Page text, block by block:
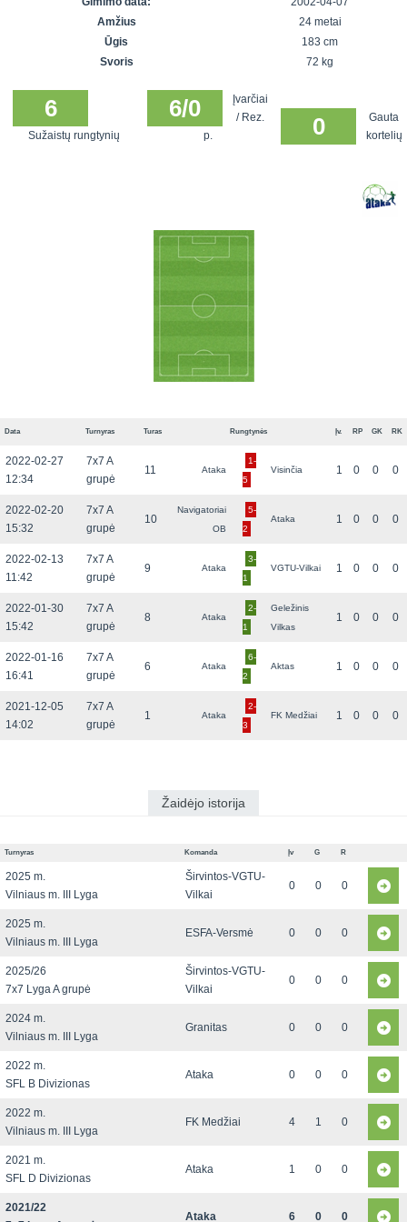
SFL rudens
Snaigės taurė
čempionatas
Vilnius
Amžius
24 metai
Ūgis
183 cm
Svoris
72 kg
6
Sužaistų rungtynių
6/0
Įvarčiai
/ Rez.
p.
0
Gauta
kortelių
Data Turnyras Turas Rungtynės Įv. RP GK RK
2022-02-27
12:34
7x7 A
grupė
11 Ataka
1-
5
Visinčia 1 0 0 0
2022-02-20
15:32
7x7 A
grupė
10
Navigatoriai
OB
5-
2
Ataka 1 0 0 0
2022-02-13
11:42
7x7 A
grupė
9 Ataka
3-
1
VGTU-Vilkai 1 0 0 0
2022-01-30
15:42
7x7 A
grupė
8 Ataka
2-
1
Geležinis
Vilkas
1 0 0 0
2022-01-16
16:41
7x7 A
grupė
6 Ataka
6-
2
Aktas 1 0 0 0
2021-12-05
14:02
7x7 A
grupė
1 Ataka
2-
3
FK Medžiai 1 0 0 0
Žaidėjo istorija
Turnyras Komanda Įv G R
2025 m.
Vilniaus m. III Lyga
Širvintos-VGTU-
Vilkai
0 0 0
2025 m.
Vilniaus m. III Lyga
ESFA-Versmė 0 0 0
2025/26
7x7 Lyga A grupė
Širvintos-VGTU-
Vilkai
0 0 0
2024 m.
Vilniaus m. III Lyga
Granitas 0 0 0
2022 m.
SFL B Divizionas
Ataka 0 0 0
2022 m.
Vilniaus m. III Lyga
FK Medžiai 4 1 0
2021 m.
SFL D Divizionas
Ataka 1 0 0
2021/22
Ataka 6 0 0